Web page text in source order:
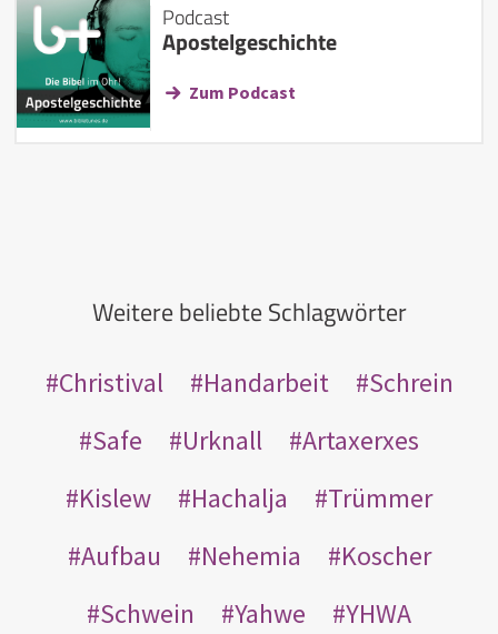
Podcast
Apostelgeschichte
Zum Podcast
Weitere beliebte Schlagwörter
Christival Handarbeit
Schrein
Safe
Urknall
Artaxerxes
Kislew
Hachalja
Trümmer
Aufbau
Nehemia
Koscher
Schwein
Yahwe
YHWA